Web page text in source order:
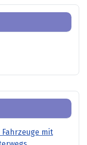
mit